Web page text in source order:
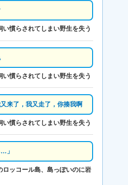
慣らされてしまい野生を失う
慣らされてしまい野生を失う
来了，我又走了，你揍我啊
慣らされてしまい野生を失う
」
ッコール島、島っぽいのに岩